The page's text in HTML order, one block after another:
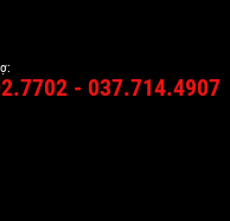
- 037.714.4907